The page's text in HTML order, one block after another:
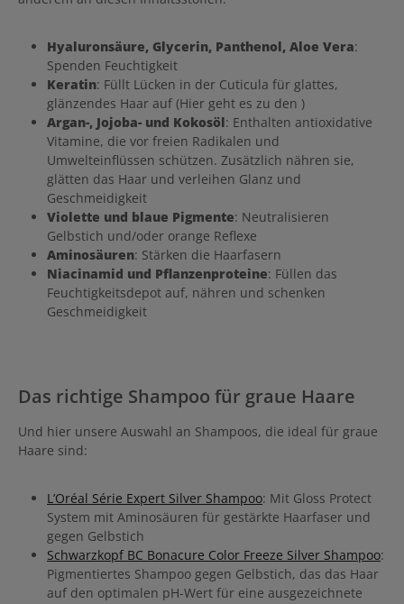
Hyaluronsäure, Glycerin, Panthenol, Aloe Vera:
Spenden Feuchtigkeit
Keratin: Füllt Lücken in der Cuticula für glattes,
glänzendes Haar auf (Hier geht es zu den )
Argan-, Jojoba- und Kokosöl: Enthalten antioxidative
Vitamine, die vor freien Radikalen und
Umwelteinflüssen schützen. Zusätzlich nähren sie,
glätten das Haar und verleihen Glanz und
Geschmeidigkeit
Violette und blaue Pigmente: Neutralisieren
Gelbstich und/oder orange Reflexe
Aminosäuren: Stärken die Haarfasern
Niacinamid und Pflanzenproteine: Füllen das
Feuchtigkeitsdepot auf, nähren und schenken
Geschmeidigkeit
Das richtige Shampoo für graue Haare
Und hier unsere Auswahl an Shampoos, die ideal für graue
Haare sind:
L’Oréal Série Expert Silver Shampoo: Mit Gloss Protect
System mit Aminosäuren für gestärkte Haarfaser und
gegen Gelbstich
Schwarzkopf BC Bonacure Color Freeze Silver Shampoo:
Pigmentiertes Shampoo gegen Gelbstich, das das Haar
auf den optimalen pH-Wert für eine ausgezeichnete